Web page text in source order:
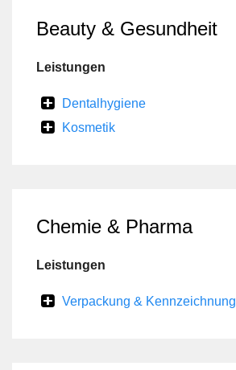
Beauty & Gesundheit
Leistungen
Dentalhygiene
Kosmetik
Chemie & Pharma
Leistungen
Verpackung & Kennzeichnung